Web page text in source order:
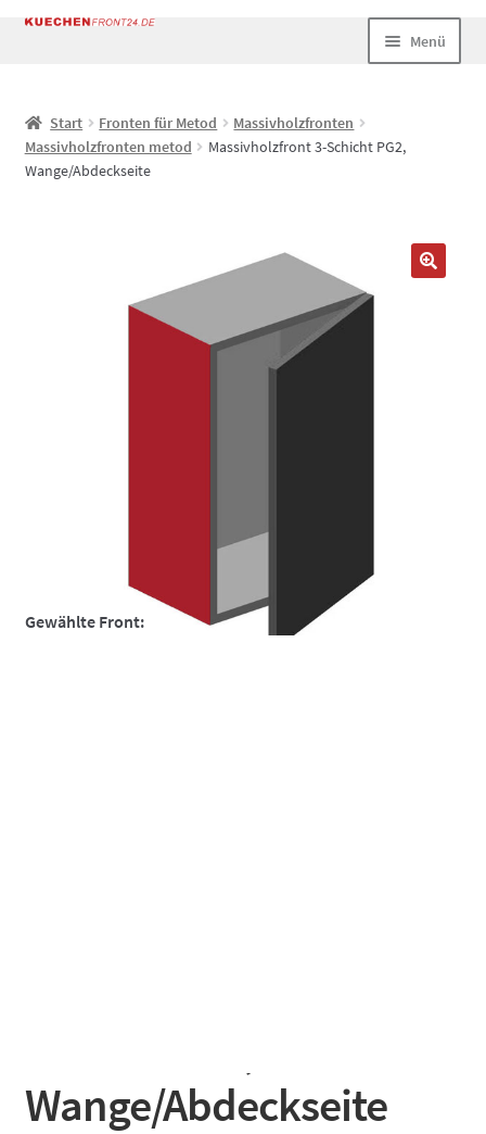
Zur
Zum
Menü
AGB
So funktionierts individuell
Über uns
Start Fronten für Metod
Massivholzfronten
Massivholzfronten metod
Massivholzfront 3-Schicht PG2,
Wange/Abdeckseite
Gewählte Front:
Wange/Abdeckseite